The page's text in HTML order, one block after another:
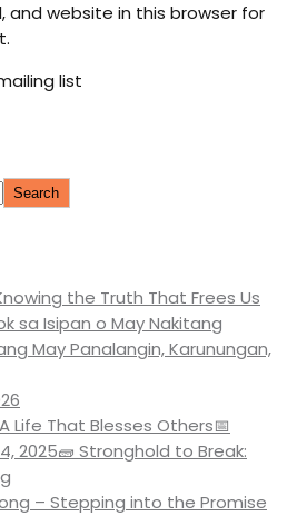
and website in this browser for
list
Search
the Truth That Frees Us
sa Isipan o May Nakitang
May Panalangin, Karunungan,
Life That Blesses Others📅
2025🧱 Stronghold to Break:
– Stepping into the Promise